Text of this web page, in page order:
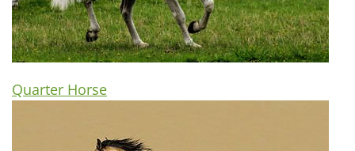
Quarter Horse